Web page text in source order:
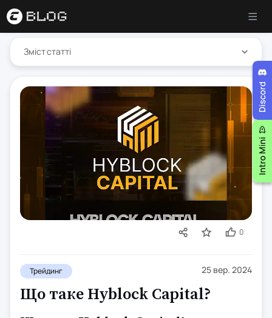
Зміст статті
Трейдинг 25 вер. 2024
0
Що таке Hyblock Capital?